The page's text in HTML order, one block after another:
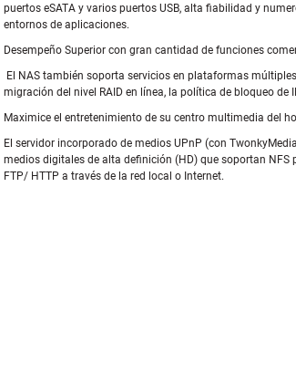
puertos eSATA y varios puertos USB, alta fiabilidad y
entornos de aplicaciones.
Desempeño Superior con gran cantidad de funciones
El NAS también soporta servicios en plataformas
migración del nivel RAID en línea, la política de bloqueo
Maximice el entretenimiento de su centro multimedia del
El servidor incorporado de medios UPnP (con
medios digitales de alta definición (HD) que soportan NFS
FTP/ HTTP a través de la red local o Internet.